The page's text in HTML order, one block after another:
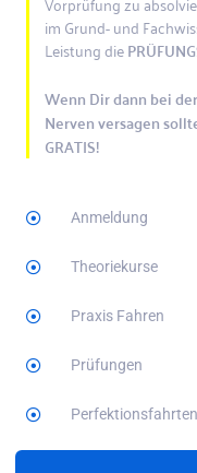
im Grund- und
Leistung die
Wenn Dir dann bei
Nerven versagen
GRATIS!
Anmeldung
Theoriekurse
Praxis Fahren
Prüfungen
Perfektionsfahrten